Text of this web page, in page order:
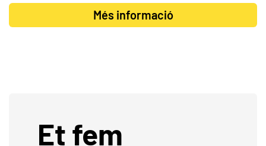
Més informació
Et fem